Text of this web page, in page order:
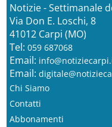
Notizie - Settimanale
Via Don E. Loschi, 8
41012 Carpi (MO)
Tel: 059 687068
Email:
Email:
Chi Siamo
Contatti
Abbonamenti